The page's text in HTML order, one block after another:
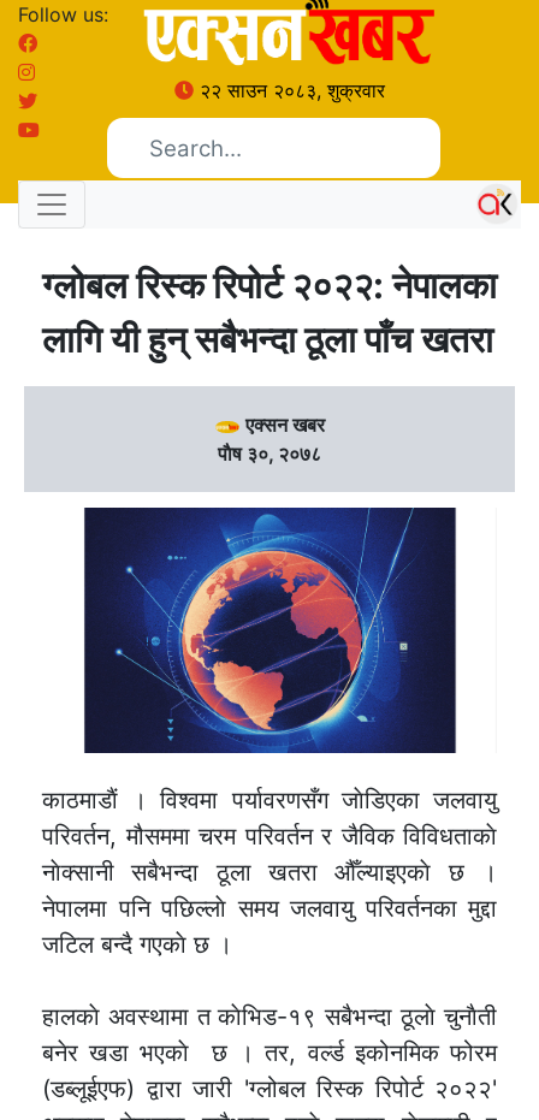
Follow us:
२२ साउन २०८३, शुक्रवार
ग्लोबल रिस्क रिपोर्ट २०२२: नेपालका
लागि यी हुन् सबैभन्दा ठूला पाँच खतरा
एक्सन खबर
पाैष ३०, २०७८
काठमाडाैं । विश्वमा पर्यावरणसँग जाेडिएका जलवायु
परिवर्तन, मौसममा चरम परिवर्तन र जैविक विविधताकाे
नाेक्सानी सबैभन्दा ठूला खतरा औँल्याइएकाे छ ।
नेपालमा पनि पछिल्लाे समय जलवायु परिवर्तनका मुद्दा
जटिल बन्दै गएकाे छ ।
हालकाे अवस्थामा त काेभिड-१९ सबैभन्दा ठूलाे चुनाैती
बनेर खडा भएकाे छ । तर, वर्ल्ड इकोनमिक फोरम
(डब्लूईएफ) द्वारा जारी 'ग्लोबल रिस्क रिपोर्ट २०२२'